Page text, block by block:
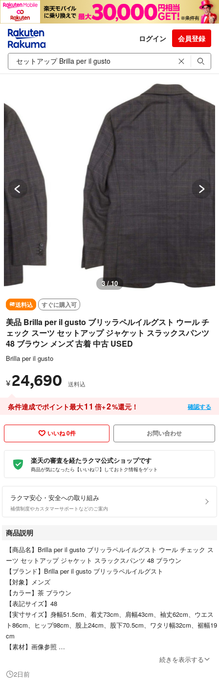
ログイン 会員登録
3 / 10
送料込 すぐに購入可
美品 Brilla per il gusto ブリッラペルイルグスト ウール チ
ェック スーツ セットアップ ジャケット スラックスパンツ
48 ブラウン メンズ 古着 中古 USED
Brilla per il gusto
¥ 24,690 送料込
条件達成でポイント最大11 倍+2%還元！ 確認する
いいね 0件 お問い合わせ
楽天の審査を経たラクマ公式ショップです
商品が気になったら【いいね♡】しておトク情報をゲット
ラクマ安心・安全への取り組み
補償制度やカスタマーサポートなどのご案内
商品説明
【商品名】Brilla per il gusto ブリッラペルイルグスト ウール チェック ス
ーツ セットアップ ジャケット スラックスパンツ 48 ブラウン
【ブランド】Brilla per il gusto ブリッラペルイルグスト
【対象】メンズ
【カラー】茶 ブラウン
【表記サイズ】48
【実寸サイズ】身幅51.5cm、着丈73cm、肩幅43cm、袖丈62cm、ウエス
ト86cm、ヒップ98cm、股上24cm、股下70.5cm、ワタリ幅32cm、裾幅19
cm
【素材】画像参照
【仕様】型番/24-17-0542-015 落ち着いたブラウンチェックが上品。クラ
ジャケット 総裏地・サイドベンツ・本切羽
続きを表示する
2日前